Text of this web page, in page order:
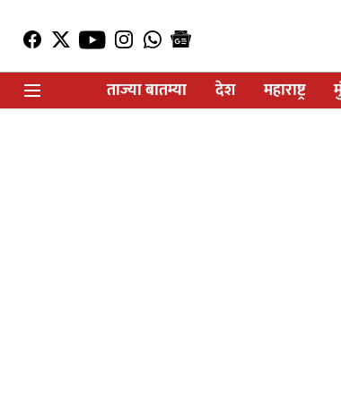
ताज्या बातम्या
देश महाराष्ट्र